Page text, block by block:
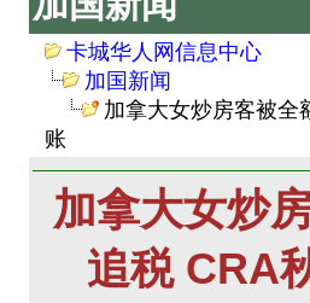
卡城华人网信息中心
加国新闻
加拿大女炒房客被全
账
加拿大女炒
追税 CRA